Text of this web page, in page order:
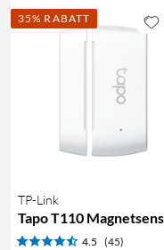
35% RABATT
TP-Link
Tapo T110
4.5 (45)